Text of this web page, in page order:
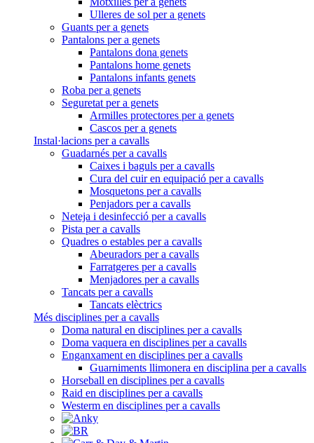
Ulleres de sol per a genets
Guants per a genets
Pantalons per a genets
Pantalons dona genets
Pantalons home genets
Pantalons infants genets
Roba per a genets
Seguretat per a genets
Armilles protectores per a genets
Cascos per a genets
Instal·lacions per a cavalls
Guadarnés per a cavalls
Caixes i baguls per a cavalls
Cura del cuir en equipació per a cavalls
Mosquetons per a cavalls
Penjadors per a cavalls
Neteja i desinfecció per a cavalls
Pista per a cavalls
Quadres o estables per a cavalls
Abeuradors per a cavalls
Farratgeres per a cavalls
Menjadores per a cavalls
Tancats per a cavalls
Tancats elèctrics
Més disciplines per a cavalls
Doma natural en disciplines per a cavalls
Doma vaquera en disciplines per a cavalls
Enganxament en disciplines per a cavalls
Guarniments llimonera en disciplina per a cavalls
Horseball en disciplines per a cavalls
Raid en disciplines per a cavalls
Westerm en disciplines per a cavalls